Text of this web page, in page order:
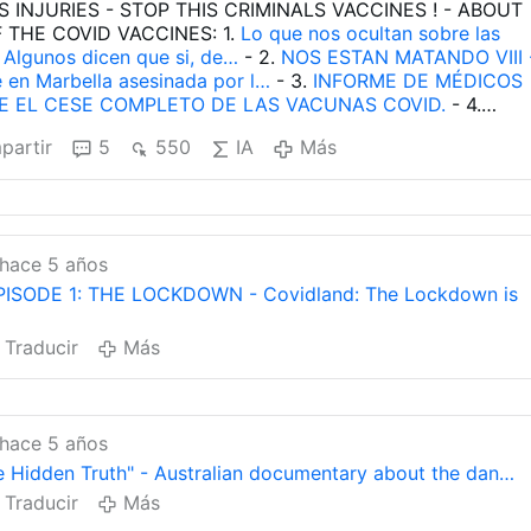
INJURIES - STOP THIS CRIMINALS VACCINES ! - ABOUT
COVID VACCINES: 1. Lo que nos ocultan sobre las
dicen que si, de… - 2. NOS ESTAN MATANDO VIII
en Marbella asesinada por l… - 3. INFORME DE MÉDICOS
EL CESE COMPLETO DE LAS VACUNAS COVID. - 4.
- 5.El Dr. Sucharit Bhakdi explica el peligro mortal de
- 6.Vacuna covid: el genocidio silencioso - El Dr. José
cu…- 8.Las vacunas covid coagulan la sangre, producen
Covid: Declaración de Guerra a la Humanidad.
de 90 páginas detallando los efectos adversos de la …-
enumera los terribles efectos secundarios de la
Gates es un Genocida y un Criminal contra la Humanidad -
Vacunada: Consentimiento Informado o
que…- 16.Nos están matando III - El 25/5/21
reacción inmediat…
Video de tres …- 18.
Nos estan matando VI - Ver
MATANDO - Fuente: t.m…- 19.Hay que atreverse a
los cuatro vientos: esto es b…
5 550 IA Más
hace 5 años
1: THE LOCKDOWN - Covidland: The Lockdown is
Traducir Más
hace 5 años
Hidden Truth" - Australian documentary about the dan…
Traducir Más